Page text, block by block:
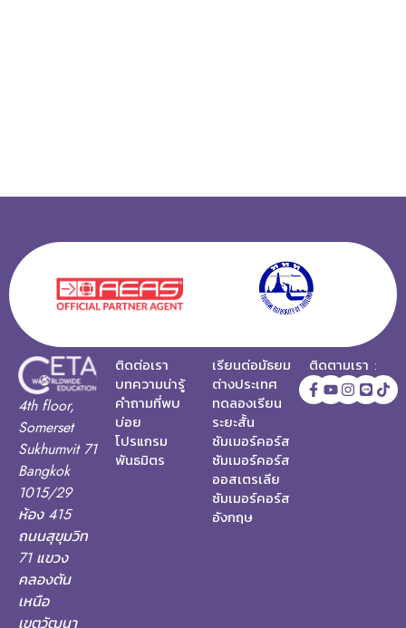
4th floor,
Somerset
Sukhumvit 71
Bangkok
1015/29
ห้อง 415
ถนนสุขุมวิท
71 แขวง
คลองตัน
เหนือ
เขตวัฒนา
ติดต่อเรา
บทความน่ารู้
คำถามที่พบ
บ่อย
โปรแกรม
พันธมิตร
เรียนต่อมัธยม
ต่างประเทศ
ทดลองเรียน
ระยะสั้น
ซัมเมอร์คอร์ส
ซัมเมอร์คอร์ส
ออสเตรเลีย
ซัมเมอร์คอร์ส
อังกฤษ
ติดตามเรา :